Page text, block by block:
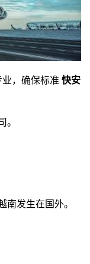
业，确保标准 快安
。
南发生在国外。